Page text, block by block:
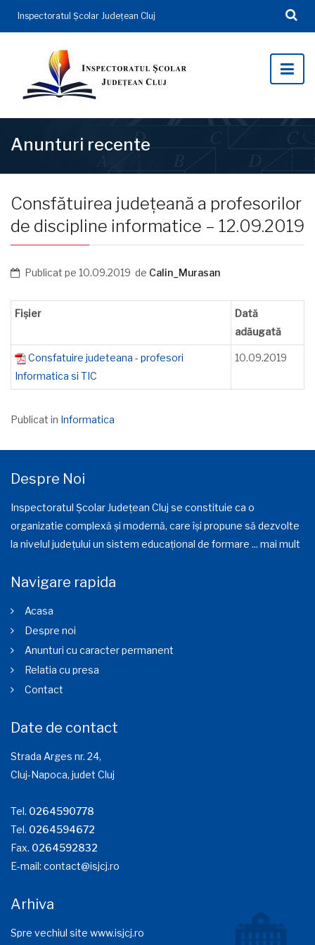
Inspectoratul Şcolar Județean Cluj
Anunturi recente
Consfătuirea județeană a profesorilor
de discipline informatice – 12.09.2019
Publicat pe 10.09.2019 de Calin_Murasan
Fișier
Dată
adăugată
Consfatuire judeteana - profesori
Informatica si TIC
10.09.2019
Publicat in Informatica
Despre Noi
Inspectoratul Școlar Județean Cluj se constituie ca o
organizatie complexă și modernă, care își propune să dezvolte
la nivelul județului un sistem educațional de formare ... mai mult
Navigare rapida
Acasa
Despre noi
Anunturi cu caracter permanent
Relatia cu presa
Contact
Date de contact
Strada Arges nr. 24,
Cluj-Napoca, judet Cluj
Tel. 0264590778
Tel. 0264594672
Fax. 0264592832
E-mail: contact@isjcj.ro
Arhiva
Spre vechiul site www.isjcj.ro